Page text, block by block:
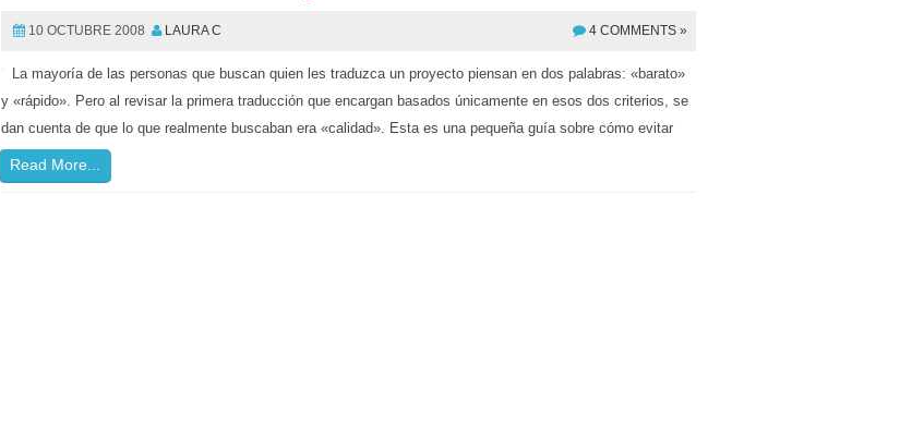
10 OCTUBRE 2008 LAURA C 4 COMMENTS »
La mayoría de las personas que buscan quien les traduzca un proyecto piensan en dos palabras: «barato»
y «rápido». Pero al revisar la primera traducción que encargan basados únicamente en esos dos criterios, se
dan cuenta de que lo que realmente buscaban era «calidad». Esta es una pequeña guía sobre cómo evitar
Read More...